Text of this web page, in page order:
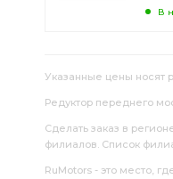
В
Указанные цены носят
Редуктор переднего
Сделать заказ в
филиалов. Список
RuMotors - это место,